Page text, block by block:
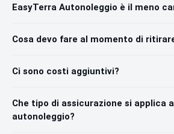
EasyTerra Autonoleggio è il meno
Cosa devo fare al momento di
Ci sono costi aggiuntivi?
Che tipo di assicurazione si applica
autonoleggio?